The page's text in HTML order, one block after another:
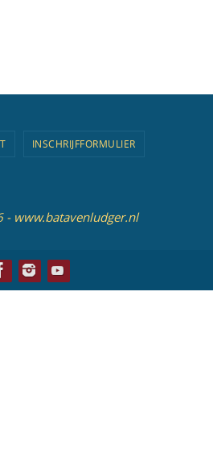
INSCHRIJFFORMULIER
- www.batavenludger.nl